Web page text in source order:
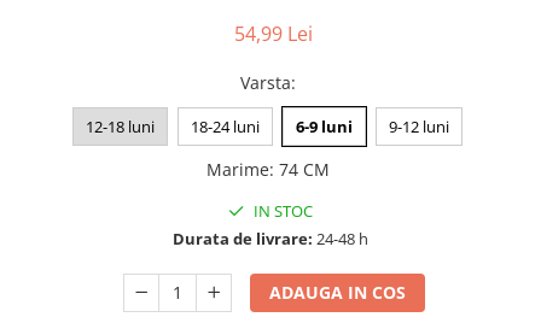
54,99 Lei
Varsta:
12-18 luni 18-24 luni 6-9 luni 9-12 luni
Marime: 74 CM
IN STOC
Durata de livrare: 24-48 h
ADAUGA IN COS